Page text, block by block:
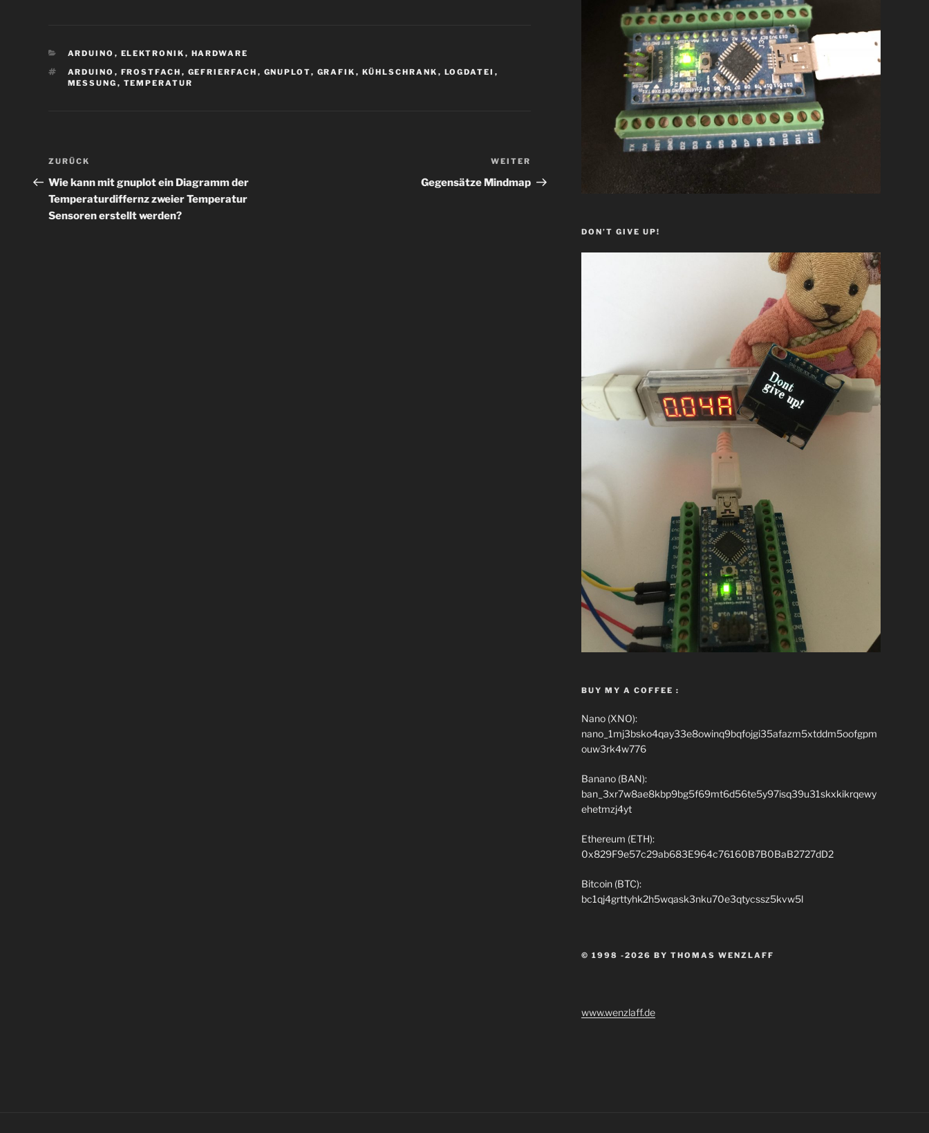
KATEGORIEN
ARDUINO , ELEKTRONIK , HARDWARE
SCHLAGWÖRTER
ARDUINO , FROSTFACH , GEFRIERFACH , GNUPLOT, GRAFIK , KÜHLSCHRANK , LOGDATEI ,
MESSUNG , TEMPERATUR
Beitragsnavigation
Vorheriger
Beitrag
ZURÜCK
Wie kann mit gnuplot ein Diagramm der
Temperaturdiffernz zweier Temperatur
Sensoren erstellt werden?
Beitrag
WEITER
Gegensätze Mindmap
DON’T GIVE UP!
BUY MY A COFFEE :
Nano (XNO):
nano_1mj3bsko4qay33e8owinq9bqfojgi35afazm5xtddm5oofgpm
ouw3rk4w776
Banano (BAN):
ban_3xr7w8ae8kbp9bg5f69mt6d56te5y97isq39u31skxkikrqewy
ehetmzj4yt
Ethereum (ETH):
0x829F9e57c29ab683E964c76160B7B0BaB2727dD2
Bitcoin (BTC):
bc1qj4grttyhk2h5wqask3nku70e3qtycssz5kvw5l
© 1998 -2026 BY THOMAS WENZLAFF
www.wenzlaff.de